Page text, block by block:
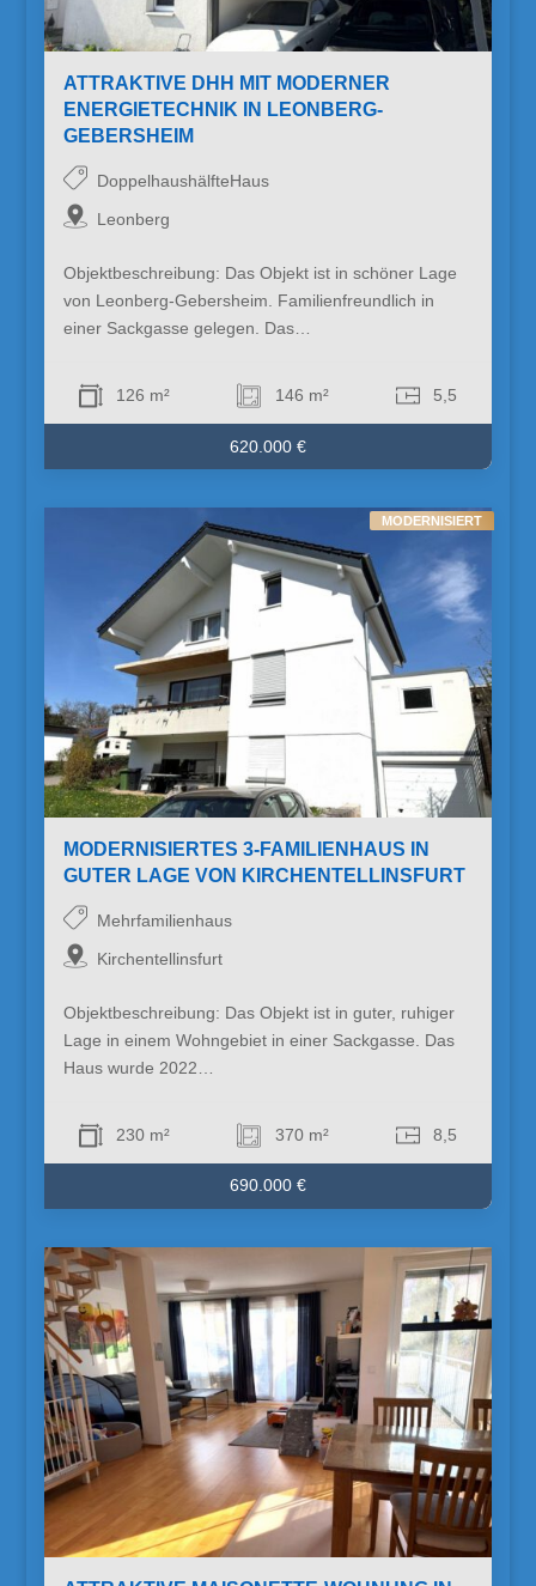
ATTRAKTIVE DHH MIT MODERNER
ENERGIETECHNIK IN LEONBERG-
GEBERSHEIM
DoppelhaushälfteHaus
Leonberg
Objektbeschreibung: Das Objekt ist in schöner Lage
von Leonberg-Gebersheim. Familienfreundlich in
einer Sackgasse gelegen. Das…
126 m² 146 m² 5,5
620.000 €
MODERNISIERTES 3-FAMILIENHAUS IN
GUTER LAGE VON KIRCHENTELLINSFURT
Mehrfamilienhaus
Kirchentellinsfurt
Objektbeschreibung: Das Objekt ist in guter, ruhiger
Lage in einem Wohngebiet in einer Sackgasse. Das
Haus wurde 2022…
230 m² 370 m² 8,5
690.000 €
MODERNISIERT